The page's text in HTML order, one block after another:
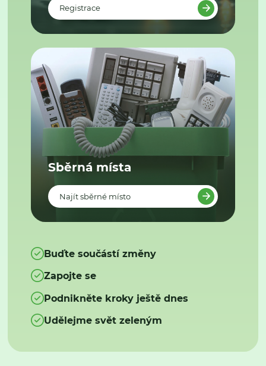
Registrace
Sběrná místa
Najít sběrné místo
Buďte součástí změny
Zapojte se
Podnikněte kroky ještě dnes
Udělejme svět zeleným